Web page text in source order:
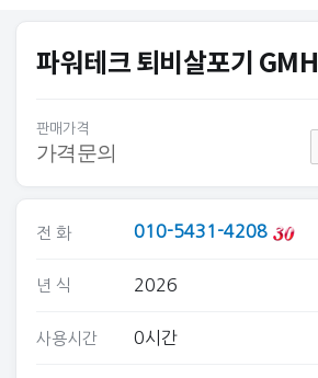
파워테크 퇴비살포기 GMH
판매가격
가격문의
전 화 010-5431-4208
년 식 2026
사용시간 0시간